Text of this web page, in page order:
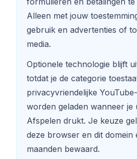
Kopen Facebook houdt
Facebook Livestream bekeken
Facebook foto likes kopen
Facebook-videoweergaven kopen
Telegram Diensten
Telegram Kanaal Leden Kopen
Telegram Groepsleden kopen
Telegram volgers kopen
Telegram leden kopen
Alleen met jouw
gebruik en advertenties of
media.
Optionele technologie blijft
totdat je de categorie
privacyvriendelijke
worden geladen wanneer je
Afspelen drukt. Je keuze
deze browser en dit domein
maanden bewaard.